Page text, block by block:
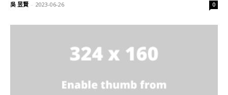
吳 昱賢 - 2023-06-26 0